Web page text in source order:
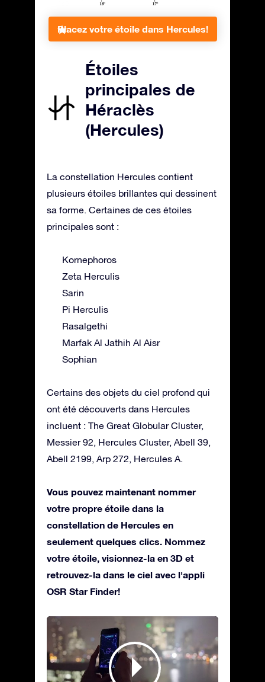
Placez votre étoile dans Hercules!
Étoiles
principales de
Héraclès
(Hercules)
La constellation Hercules contient
plusieurs étoiles brillantes qui dessinent
sa forme. Certaines de ces étoiles
principales sont :
Kornephoros
Zeta Herculis
Sarin
Pi Herculis
Rasalgethi
Marfak Al Jathih Al Aisr
Sophian
Certains des objets du ciel profond qui
ont été découverts dans Hercules
incluent : The Great Globular Cluster,
Messier 92, Hercules Cluster, Abell 39,
Abell 2199, Arp 272, Hercules A.
Vous pouvez maintenant nommer
votre propre étoile dans la
constellation de Hercules en
seulement quelques clics. Nommez
votre étoile, visionnez-la en 3D et
retrouvez-la dans le ciel avec l'appli
OSR Star Finder!